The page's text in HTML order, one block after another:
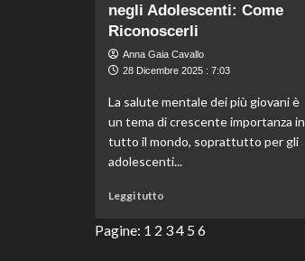
negli Adolescenti: Come
Riconoscerli
Anna Gaia Cavallo
28 Dicembre 2025 : 7:03
La salute mentale dei più giovani è
un tema di crescente importanza in
tutto il mondo, soprattutto per gli
adolescenti...
Leggi tuttoLeggi
più
Pagine: 1 2 34 5 6